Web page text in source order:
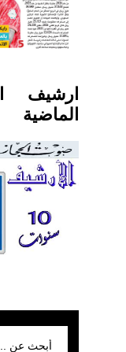
ارشيف
الماضية